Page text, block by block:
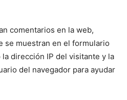
comentarios en la web,
se muestran en el formulario
dirección IP del visitante y la
del navegador para ayudar